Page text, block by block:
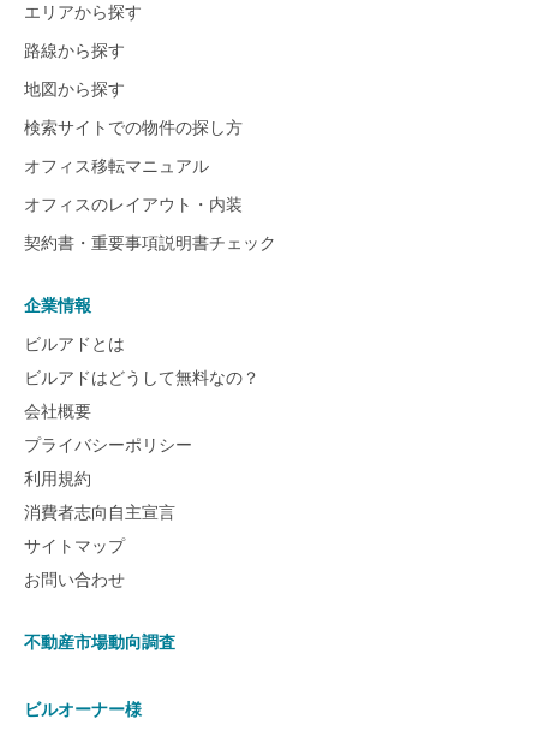
エリアから探す
路線から探す
地図から探す
検索サイトでの物件の探し方
オフィス移転マニュアル
オフィスのレイアウト・内装
契約書・重要事項説明書チェック
企業情報
ビルアドとは
ビルアドはどうして無料なの？
会社概要
プライバシーポリシー
利用規約
消費者志向自主宣言
サイトマップ
お問い合わせ
不動産市場動向調査
ビルオーナー様